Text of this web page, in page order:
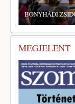
BONYHÁDI
MEGJELENT